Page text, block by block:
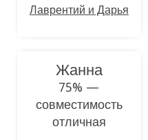
Лаврентий и Дарья
Жанна
75% —
совместимость
отличная